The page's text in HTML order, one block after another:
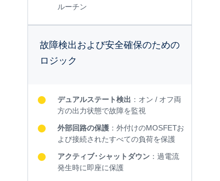
ルーチン
故障検出および安全確保のための
ロジック
デュアルステート検出 ：オン / オフ両
方の出力状態で故障を監視
外部回路の保護 ：外付けのMOSFETお
よび接続されたすべての負荷を保護
アクティブ･シャットダウン ：過電流
発生時に即座に保護